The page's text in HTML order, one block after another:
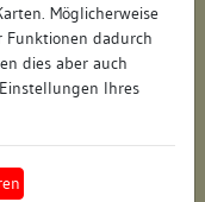
Möglicherweise
dadurch
dies aber auch
Ihres
(Landkreis)